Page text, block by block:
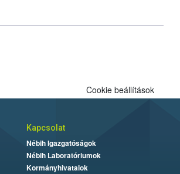
Cookie beállítások
Kapcsolat
Nébih Igazgatóságok
Nébih Laboratóriumok
Kormányhivatalok